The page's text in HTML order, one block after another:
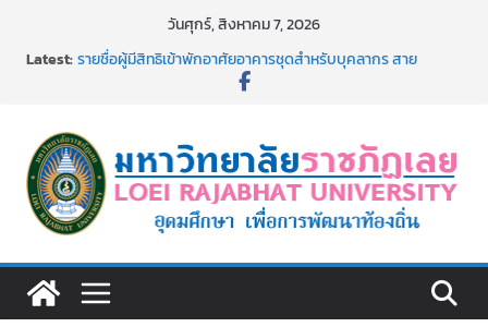
วันศุกร์, สิงหาคม 7, 2026
Latest:รายชื่อผู้มีสิทธิเข้าพักอาศัยอาคารชุดสำหรับบุคลากร สาย
สนับสนุน สังกัดมหาวิทยาลัยราชภัฏเลย ครั้งที่ 2/2569
๑,๙๗๒ ชุด โดยวิธีเฉพาะเจาะจง
ม.ราชภัฏเลย จัดกิจกรรมจิตอาสาบำเพ็ญสาธารณประโยชน์ และ
บำเพ็ญสาธารณกุศล 69
รายชื่อผู้ผ่านการสอบแข่งขันเพื่อเป็นลูกจ้างชั่วคราว (รายวัน)
สังกัดมหาวิทยาลัยราชภัฏเลย ด้วยเงินนอกงบประมาณ ประเภท